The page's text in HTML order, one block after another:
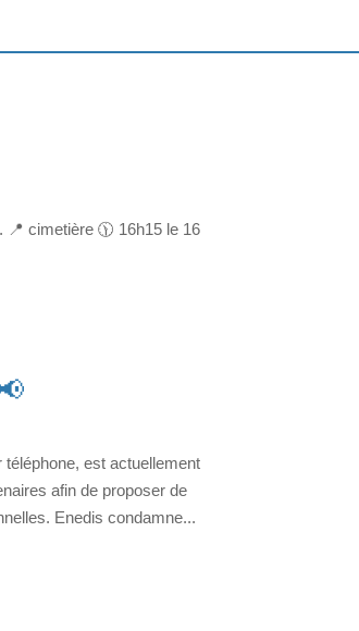
📍 cimetière 🕦 16h15 le 16
est actuellement
afin de proposer de
Enedis condamne...